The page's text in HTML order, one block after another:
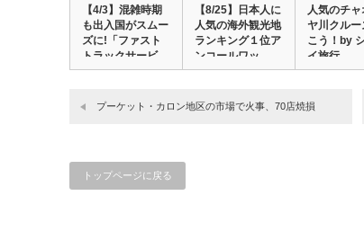
【4/3】混雑時期
も出入国がスムー
ズに!「ファスト
トラックサービ…
【8/25】日本人に
人気の海外観光地
ランキング１位ア
ンコールワッ…
人気のチャ
ヤ川クルー
こう！by
イ旅行
プーケット・カロン地区の市場で火事、70店焼損
トップページに戻る